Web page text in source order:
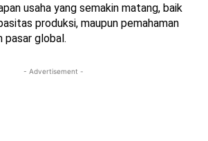
usaha yang semakin matang, baik
produksi, maupun pemahaman
pasar global.
- Advertisement -